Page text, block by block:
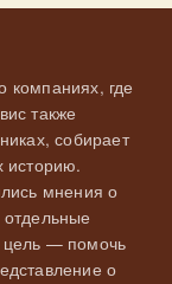
где
также
собирает
историю.
мнения о
цель — помочь
о